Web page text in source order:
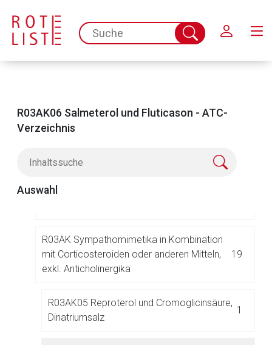
spc.search.input.placeholder
Suche
abschicken
R03AK06 Salmeterol und Fluticason - ATC-
Verzeichnis
Auswahl
R02 HALS- UND RACHENTHERAPEUTIKA
R03 MITTEL BEI OBSTRUKTIVEN
R03A INHALATIVE SYMPATHOMIMETIKA
Adrenozeptoragonisten
R03AC Selektive Beta2-
R03AK Sympathomimetika in Kombination
mit Corticosteroiden oder anderen Mitteln,
exkl. Anticholinergika
19
R03AK05 Reproterol und Cromoglicinsäure,
Dinatriumsalz
1